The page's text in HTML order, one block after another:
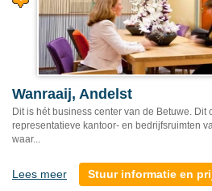
Wanraaij, Andelst
Dit is hét business center van de Betuwe. Dit
representatieve kantoor- en bedrijfsruimten
waar...
Lees meer Stuur informatie en